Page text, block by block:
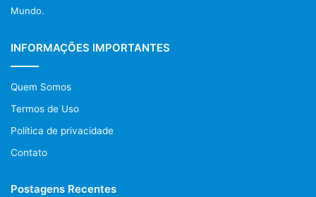
Mundo.
INFORMAÇÕES IMPORTANTES
Quem Somos
Termos de Uso
Política de privacidade
Contato
Postagens Recentes